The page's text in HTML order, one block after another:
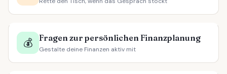
💰 Fragen zur persönlichen Finanzplanung
Gestalte deine Finanzen aktiv mit